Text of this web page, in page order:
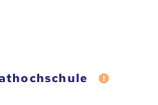
Fehler